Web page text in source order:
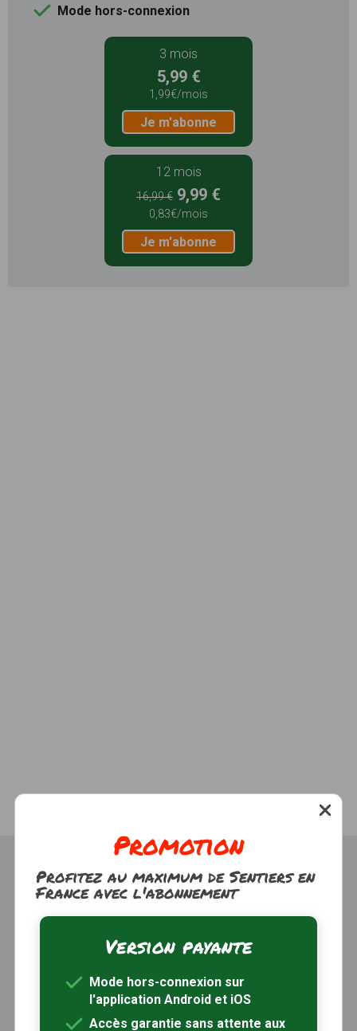
Mode hors-connexion
3 mois
5,99 €
1,99€/mois
Je m'abonne
12 mois
16,99 € 9,99 €
0,83€/mois
Je m'abonne
Trouver une randonnée À propos
Inscription / Connexion
Abonnement Rando+ Calendrier randos
Promotion
Profitez au maximum de Sentiers en
France avec l'abonnement
Version payante
Mode hors-connexion sur
l'application Android et iOS
Accès garantie sans attente aux